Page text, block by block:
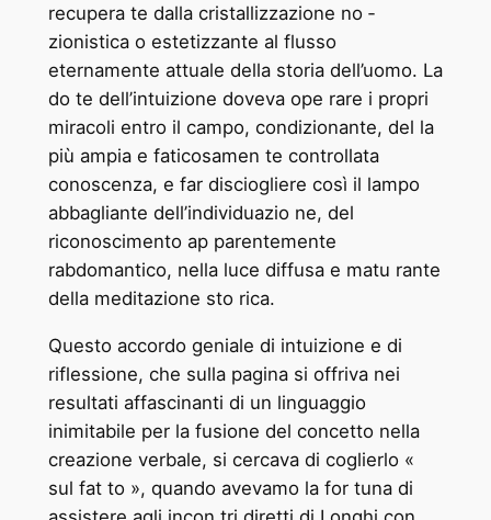
recupera ­te dalla cristallizzazione no ­
zionistica o estetizzante al flusso
eternamente attuale della storia dell’uomo. La
do ­te dell’intuizione doveva ope ­rare i propri
miracoli entro il campo, condizionante, del ­la
più ampia e faticosamen ­te controllata
conoscenza, e far disciogliere così il lampo
abbagliante dell’individuazio ­ne, del
riconoscimento ap ­parentemente
rabdomantico, nella luce diffusa e matu ­rante
della meditazione sto ­rica.
Questo accordo geniale di intuizione e di
riflessione, che sulla pagina si offriva nei
resultati affascinanti di un linguaggio
inimitabile per la fusione del concetto nella
creazione verbale, si cercava di coglierlo «
sul fat ­to », quando avevamo la for ­tuna di